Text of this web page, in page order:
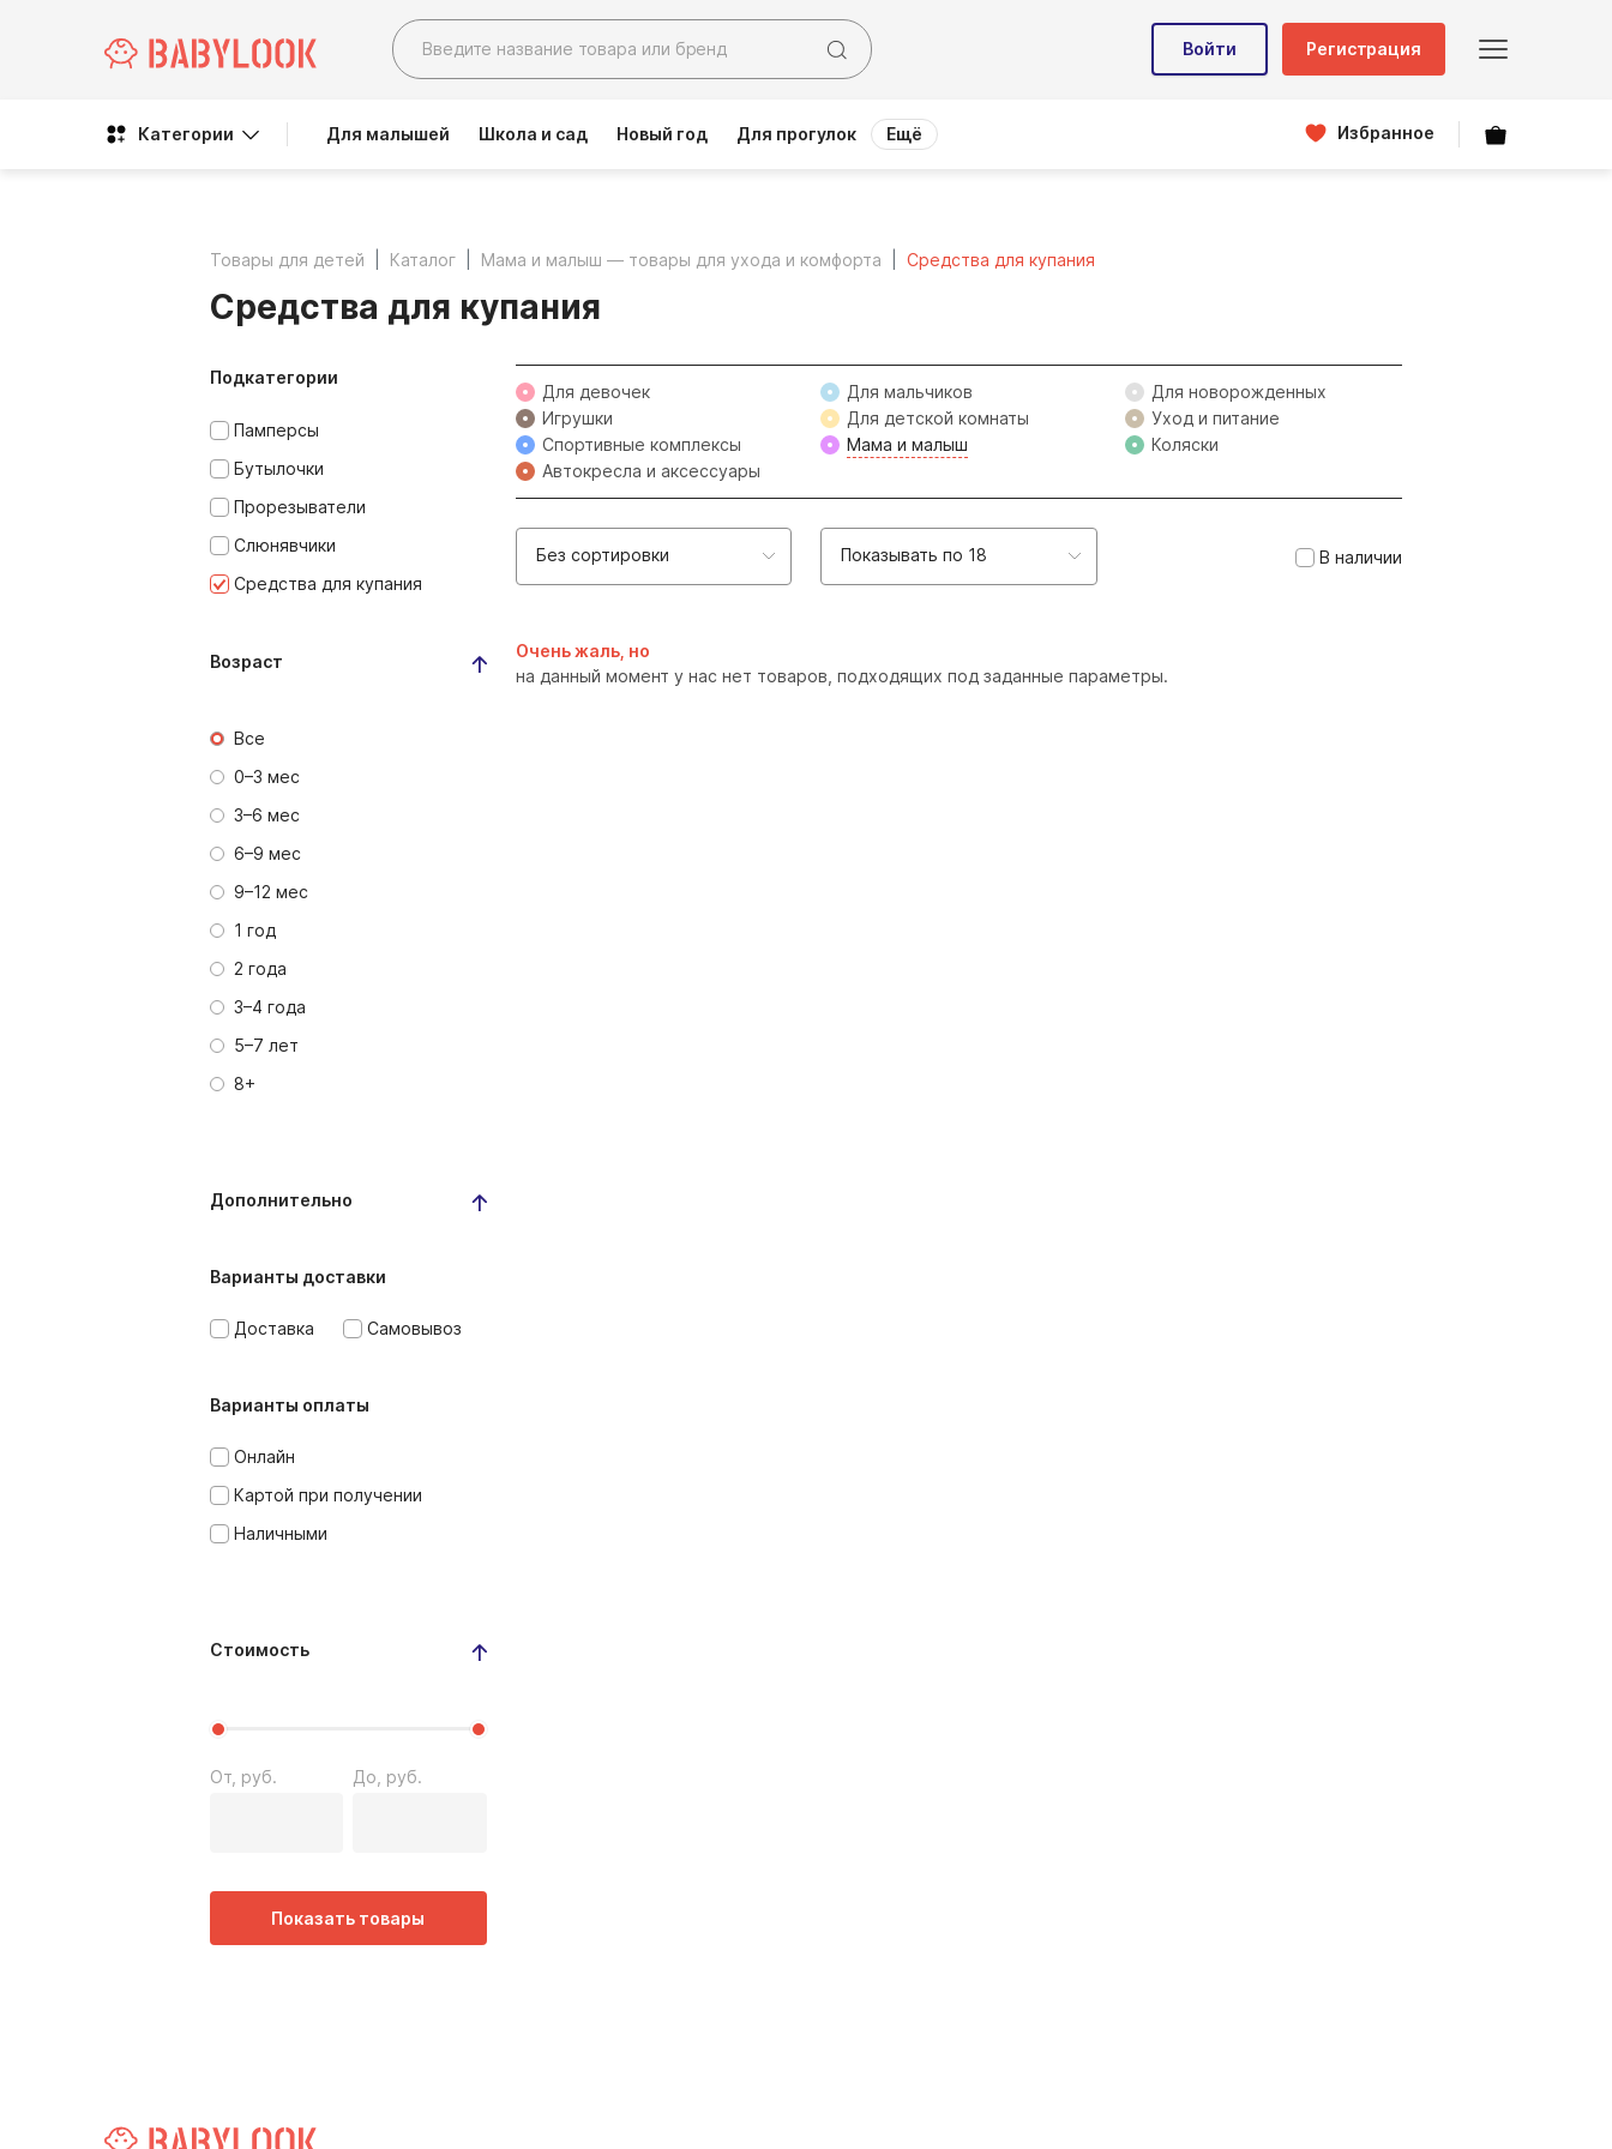
Войти Регистрация
Категории Для малышей Школа и сад Новый год Для прогулок Ещё Избранное
Товары для детей Каталог Мама и малыш — товары для ухода и комфорта Средства для купания
Средства для купания
Подкатегории
Памперсы
Бутылочки
Прорезыватели
Слюнявчики
Средства для купания
Возраст
Все
0–3 мес
3–6 мес
6–9 мес
9–12 мес
1 год
2 года
3–4 года
5–7 лет
8+
Дополнительно
Варианты доставки
Доставка Самовывоз
Варианты оплаты
Онлайн
Картой при получении
Наличными
Стоимость
От, руб. До, руб.
Показать товары
Для девочек Для мальчиков
Для новорожденных
Игрушки
Для детской комнаты
Уход и питание
Спортивные комплексы
Мама и малыш
Коляски
Автокресла и аксессуары
Без сортировки Показывать по 18 В наличии
Очень жаль, но
на данный момент у нас нет товаров, подходящих под заданные параметры.